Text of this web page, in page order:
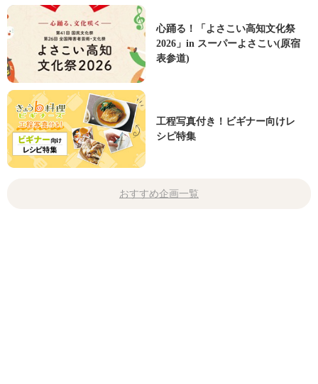
心踊る！「よさこい高知文化祭
2026」in スーパーよさこい(原宿
表参道)
工程写真付き！ビギナー向けレ
シピ特集
おすすめ企画一覧